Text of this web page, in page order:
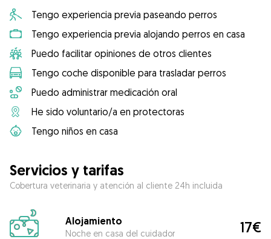
Tengo experiencia previa paseando perros
Tengo experiencia previa alojando perros en casa
Puedo facilitar opiniones de otros clientes
Tengo coche disponible para trasladar perros
Puedo administrar medicación oral
He sido voluntario/a en protectoras
Tengo niños en casa
Servicios y tarifas
Cobertura veterinaria y atención al cliente 24h incluida
Alojamiento
Noche en casa del cuidador 17€